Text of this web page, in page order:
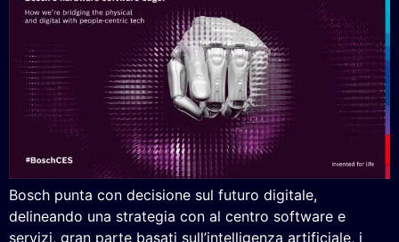
Bosch punta con decisione sul futuro digitale,
delineando una strategia con al centro software e
servizi, gran parte basati sull’intelligenza artificiale, i